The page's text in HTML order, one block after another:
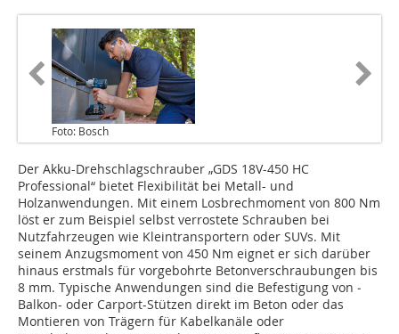
Foto: Bosch
Der Akku-Drehschlagschrauber „GDS 18V-450 HC
Professional“ bietet Flexibilität bei Metall- und
Holzanwendungen. Mit einem Losbrechmoment von 800 Nm
löst er zum Beispiel selbst verrostete Schrauben bei
Nutzfahrzeugen wie Kleintransportern oder SUVs. Mit
seinem Anzugsmoment von 450 Nm eignet er sich darüber
hinaus erstmals für vorgebohrte Betonverschraubungen bis
8 mm. Typische Anwendungen sind die Befestigung von ­
Balkon- oder Carport-Stützen direkt im Beton oder das
Montieren von Trägern für Kabelkanäle oder